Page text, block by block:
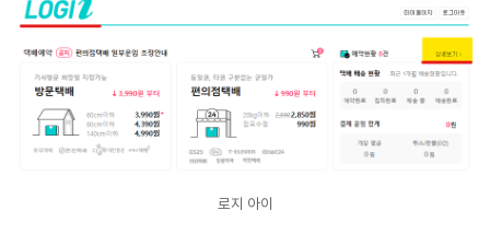
로지 아이